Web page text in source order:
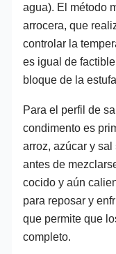
agua). El método
arrocera, que
controlar la
es igual de
bloque de la
Para el perfil de
condimento es
arroz, azúcar y
antes de
cocido y aún
para reposar y
que permite que
completo.